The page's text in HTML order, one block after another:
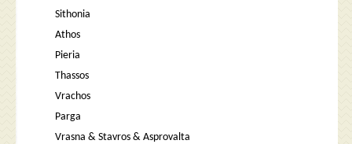
Sithonia
Athos
Pieria
Thassos
Vrachos
Parga
Vrasna & Stavros & Asprovalta